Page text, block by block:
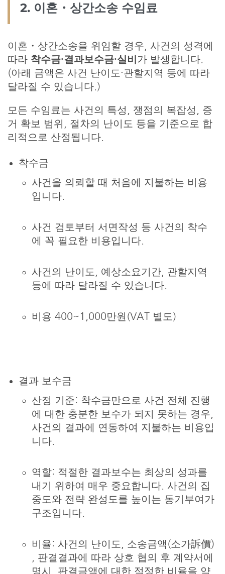
2. 이혼・상간소송 수임료
이혼・상간소송을 위임할 경우, 사건의 성격에
따라 착수금·결과보수금·실비 가 발생합니다.
(아래 금액은 사건 난이도·관할지역 등에 따라
달라질 수 있습니다.)
모든 수임료는 사건의 특성, 쟁점의 복잡성, 증
거 확보 범위, 절차의 난이도 등을 기준으로 합
리적으로 산정됩니다.
착수금
사건을 의뢰할 때 처음에 지불하는 비용
입니다.
사건 검토부터 서면작성 등 사건의 착수
에 꼭 필요한 비용입니다.
사건의 난이도, 예상소요기간, 관할지역
등에 따라 달라질 수 있습니다.
비용 400~1,000만원(VAT 별도)
결과 보수금
산정 기준: 착수금만으로 사건 전체 진행
에 대한 충분한 보수가 되지 못하는 경우,
사건의 결과에 연동하여 지불하는 비용입
니다.
역할: 적절한 결과보수는 최상의 성과를
내기 위하여 매우 중요합니다. 사건의 집
중도와 전략 완성도를 높이는 동기부여가
구조입니다.
비율: 사건의 난이도, 소송금액(소가訴價)
, 판결결과에 따라 상호 협의 후 계약서에
명시. 판결금액에 대한 적정한 비율을 약